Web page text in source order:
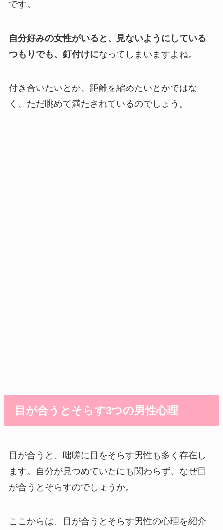
です。
自分好みの女性がいると、見ないようにしている
つもりでも、釘付けになってしまいますよね。
付き合いたいとか、距離を縮めたいとかではな
く、ただ眺めて満たされているのでしょう。
目が合うとそらす3つの男性心理
目が合うと、咄嗟に目をそらす男性も多く存在し
ます。自分が見つめていたにも関わらず、なぜ目
が合うとそらすのでしょうか。
ここからは、目が合うとそらす男性の心理を紹介